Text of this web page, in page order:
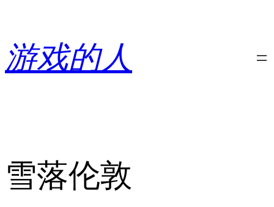
内
容
游戏的人
雪落伦敦